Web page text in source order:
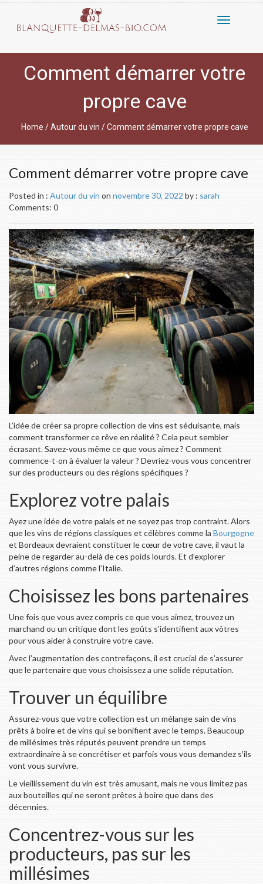
Toggle
Comment démarrer votre
propre cave
Home /Autour du vin /Comment démarrer votre propre cave
Comment démarrer votre propre cave
Posted in : Autour du vin on novembre 30, 2022 by : sarah
Comments: 0
L’idée de créer sa propre collection de vins est séduisante, mais
comment transformer ce rêve en réalité ? Cela peut sembler
écrasant. Savez-vous même ce que vous aimez ? Comment
commence-t-on à évaluer la valeur ? Devriez-vous vous concentrer
sur des producteurs ou des régions spécifiques ?
Explorez votre palais
Ayez une idée de votre palais et ne soyez pas trop contraint. Alors
que les vins de régions classiques et célèbres comme la Bourgogne
et Bordeaux devraient constituer le cœur de votre cave, il vaut la
peine de regarder au-delà de ces poids lourds. Et d’explorer
d’autres régions comme l’Italie.
Choisissez les bons partenaires
Une fois que vous avez compris ce que vous aimez, trouvez un
marchand ou un critique dont les goûts s’identifient aux vôtres
pour vous aider à construire votre cave.
Avec l’augmentation des contrefaçons, il est crucial de s’assurer
que le partenaire que vous choisissez a une solide réputation.
Trouver un équilibre
Assurez-vous que votre collection est un mélange sain de vins
prêts à boire et de vins qui se bonifient avec le temps. Beaucoup
de millésimes très réputés peuvent prendre un temps
extraordinaire à se concrétiser et parfois vous vous demandez s’ils
vont vous survivre.
Le vieillissement du vin est très amusant, mais ne vous limitez pas
aux bouteilles qui ne seront prêtes à boire que dans des
décennies.
Concentrez-vous sur les
producteurs, pas sur les
millésimes